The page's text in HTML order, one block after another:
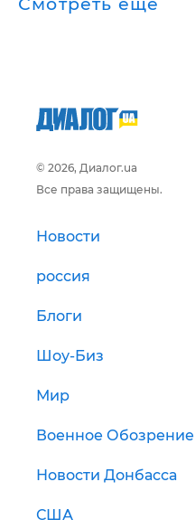
© 2026, Диалог.ua
Все права защищены.
Новости
россия
Блоги
Шоу-Биз
Мир
Военное Обозрение
Новости Донбасса
США